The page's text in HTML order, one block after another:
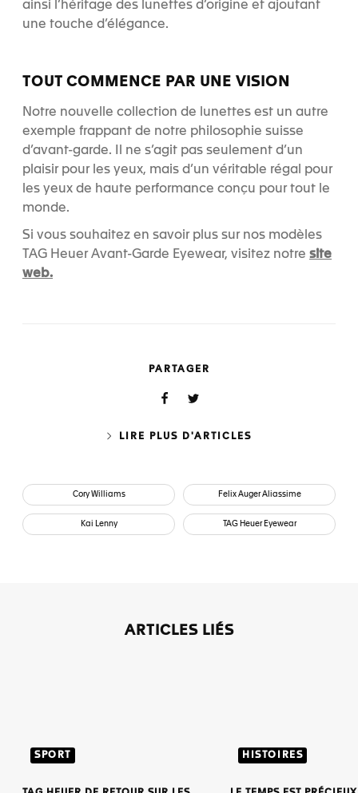
ainsi l’héritage des lunettes d’origine et ajoutant
une touche d’élégance.
TOUT COMMENCE PAR UNE VISION
Notre nouvelle collection de lunettes est un autre
exemple frappant de notre philosophie suisse
d’avant-garde. Il ne s’agit pas seulement d’un
plaisir pour les yeux, mais d’un véritable régal pour
les yeux de haute performance conçu pour tout le
monde.
Si vous souhaitez en savoir plus sur nos modèles
TAG Heuer Avant-Garde Eyewear, visitez notre site
web.
PARTAGER
LIRE PLUS D'ARTICLES
Cory Williams Felix Auger Aliassime
Kai Lenny TAG Heuer Eyewear
ARTICLES LIÉS
SPORT HISTOIRES